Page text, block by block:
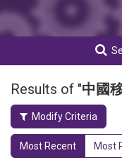
Results of "中國
Modify Criteria
Most Recent Most